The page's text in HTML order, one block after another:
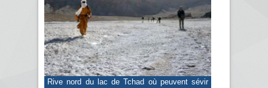
Rive nord du lac de Tchad où peuvent sévir